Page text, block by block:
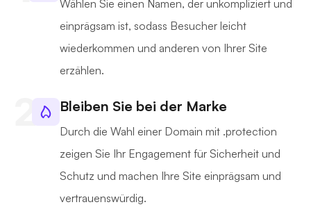
Wählen Sie einen Namen, der unkompliziert und
einprägsam ist, sodass Besucher leicht
wiederkommen und anderen von Ihrer Site
erzählen.
Bleiben Sie bei der Marke
Durch die Wahl einer Domain mit .protection
zeigen Sie Ihr Engagement für Sicherheit und
Schutz und machen Ihre Site einprägsam und
vertrauenswürdig.